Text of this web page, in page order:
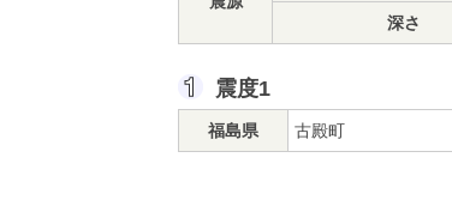
深さ
震度1
福島県 古殿町